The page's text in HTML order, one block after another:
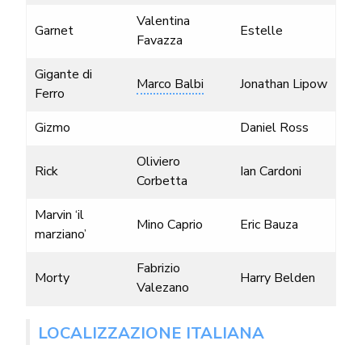
Garnet
Valentina
Favazza
Estelle
Gigante di
Ferro
Marco Balbi Jonathan Lipow
Gizmo Daniel Ross
Rick
Oliviero
Corbetta
Ian Cardoni
Marvin ‘il
marziano’
Mino Caprio Eric Bauza
Morty
Fabrizio
Valezano
Harry Belden
LOCALIZZAZIONE ITALIANA